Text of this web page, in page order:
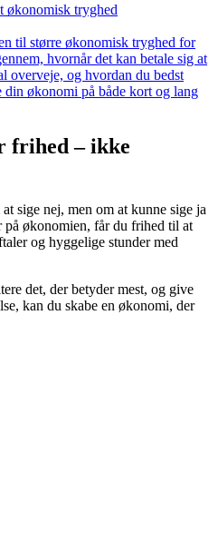
økonomisk tryghed
til større økonomisk tryghed for
hvornår det kan betale sig at
overveje, og hvordan du bedst
din økonomi på både kort og lang
frihed – ikke
sige nej, men om at kunne sige ja
økonomien, får du frihed til at
og hyggelige stunder med
det, der betyder mest, og give
kan du skabe en økonomi, der